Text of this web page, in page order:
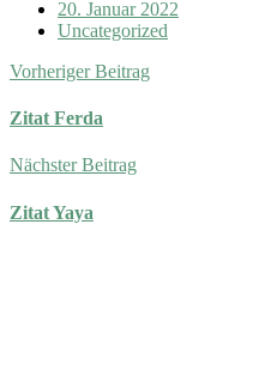
20. Januar 2022
Uncategorized
Vorheriger Beitrag
Zitat Ferda
Nächster Beitrag
Zitat Yaya